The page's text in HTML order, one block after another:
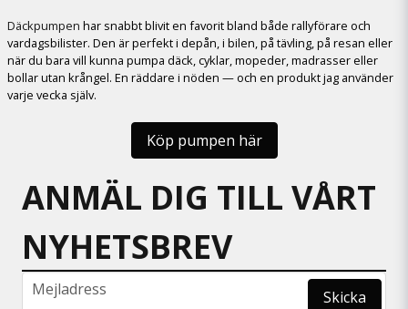
Däckpumpen har snabbt blivit en favorit bland både rallyförare och
vardagsbilister. Den är perfekt i depån, i bilen, på tävling, på resan eller
när du bara vill kunna pumpa däck, cyklar, mopeder, madrasser eller
bollar utan krångel. En räddare i nöden — och en produkt jag använder
varje vecka själv.
Köp pumpen här
ANMÄL DIG TILL VÅRT
NYHETSBREV
email
Mejladress Skicka